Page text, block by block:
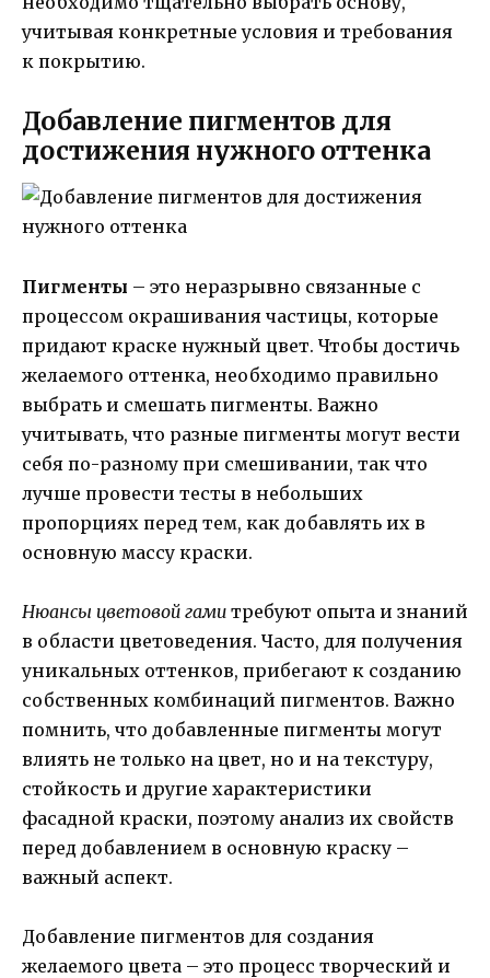
учитывая конкретные условия и требования
к покрытию.
Добавление пигментов для
достижения нужного оттенка
Пигменты – это неразрывно связанные с
процессом окрашивания частицы, которые
придают краске нужный цвет. Чтобы достичь
желаемого оттенка, необходимо правильно
выбрать и смешать пигменты. Важно
учитывать, что разные пигменты могут вести
себя по-разному при смешивании, так что
лучше провести тесты в небольших
пропорциях перед тем, как добавлять их в
основную массу краски.
Нюансы цветовой гами требуют опыта и знаний
в области цветоведения. Часто, для получения
уникальных оттенков, прибегают к созданию
собственных комбинаций пигментов. Важно
помнить, что добавленные пигменты могут
влиять не только на цвет, но и на текстуру,
стойкость и другие характеристики
фасадной краски, поэтому анализ их свойств
перед добавлением в основную краску –
важный аспект.
Добавление пигментов для создания
желаемого цвета – это процесс творческий и